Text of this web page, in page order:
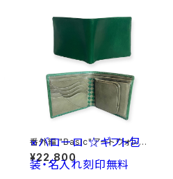
×バローロ☆ギフト包
装・名入れ刻印無料
番外編 "Basic"アートウォレット
ブッテーロ<GREEN>×バロー
ロ<Olive Green> ☆ギフト包
装・名入れ刻印無料☆
¥22,800